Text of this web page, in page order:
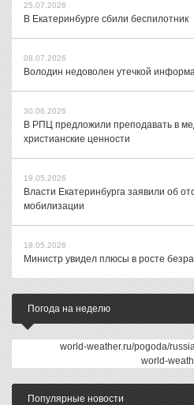
25.07.2026
В Екатеринбурге сбили беспилотник
08.07.2026
Володин недоволен утечкой
30.06.2026
В РПЦ предложили преподавать в
христианские ценности
19.05.2026
Власти Екатеринбурга заявили об
мобилизации
18.05.2026
Министр увидел плюсы в росте
Погода на неделю
world-weather.ru/pogoda/
world-
Популярные новости